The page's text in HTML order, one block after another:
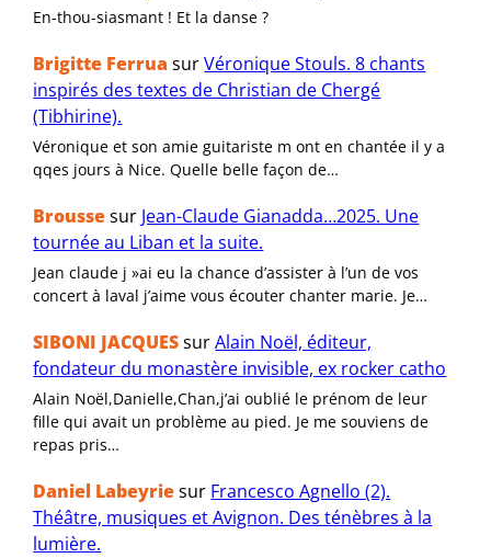
En-thou-siasmant ! Et la danse ?
Brigitte Ferrua surVéronique Stouls. 8 chants
inspirés des textes de Christian de Chergé
(Tibhirine).
Véronique et son amie guitariste m ont en chantée il y a
qqes jours à Nice. Quelle belle façon de…
Broussesur Jean-Claude Gianadda…2025. Une
tournée au Liban et la suite.
Jean claude j »ai eu la chance d’assister à l’un de vos
concert à laval j’aime vous écouter chanter marie. Je…
SIBONI JACQUESsurAlain Noël, éditeur,
fondateur du monastère invisible, ex rocker catho
Alain Noël,Danielle,Chan,j’ai oublié le prénom de leur
fille qui avait un problème au pied. Je me souviens de
repas pris…
Daniel Labeyriesur Francesco Agnello (2).
Théâtre, musiques et Avignon. Des ténèbres à la
lumière.